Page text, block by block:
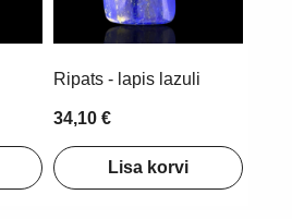
Ripats - lapis lazuli
34,10 €
Lisa korvi